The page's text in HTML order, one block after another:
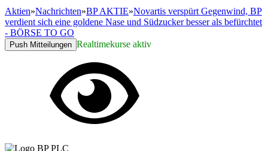
Aktien»Nachrichten»BP AKTIE»Novartis verspürt Gegenwind, BP
verdient sich eine goldene Nase und Südzucker besser als befürchtet
- BÖRSE TO GO
Push Mitteilungen Realtimekurse aktiv